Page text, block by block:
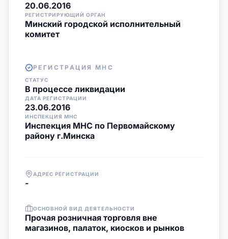
20.06.2016
РЕГИСТРИРУЮЩИЙ ОРГАН
Минский городской исполнительный
комитет
РЕГИСТРАЦИЯ МНС
СТАТУС
В процессе ликвидации
ДАТА РЕГИСТРАЦИИ
23.06.2016
ИНСПЕКЦИЯ МНС
Инспекция МНС по Первомайскому
району г.Минска
АДРЕС РЕГИСТРАЦИИ
-
ОСНОВНОЙ ВИД ДЕЯТЕЛЬНОСТИ
Прочая розничная торговля вне
магазинов, палаток, киосков и рынков